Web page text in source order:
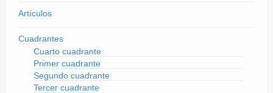
Artículos
Cuadrantes
Cuarto cuadrante
Primer cuadrante
Segundo cuadrante
Tercer cuadrante